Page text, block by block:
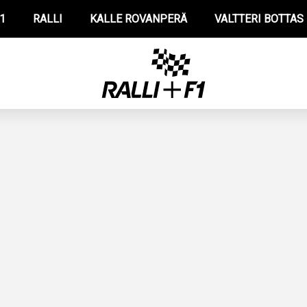
RALLI KALLE ROVANPERÄ VALTTERI BOTTAS